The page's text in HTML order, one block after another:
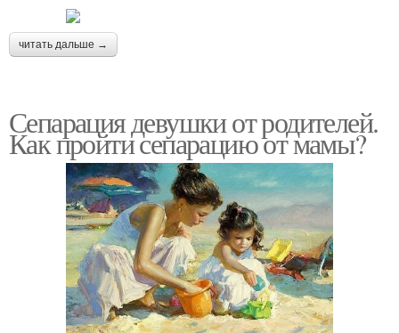
читать дальше →
Сепарация девушки от родителей.
Как пройти сепарацию от мамы?